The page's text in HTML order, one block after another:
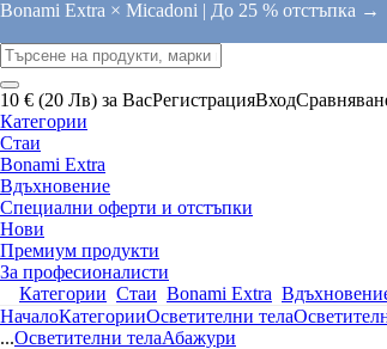
Bonami Extra × Micadoni | До 25 % отстъпка →
10 € (20 Лв) за ВасРегистрацияВход
Категории
Стаи
Bonami Extra
Вдъхновение
Специални оферти и отстъпки
Нови
Премиум продукти
За професионалисти
Категории Стаи Bonami Extra
НачалоКатегорииОсветителни тела
...Осветителни телаАбажури